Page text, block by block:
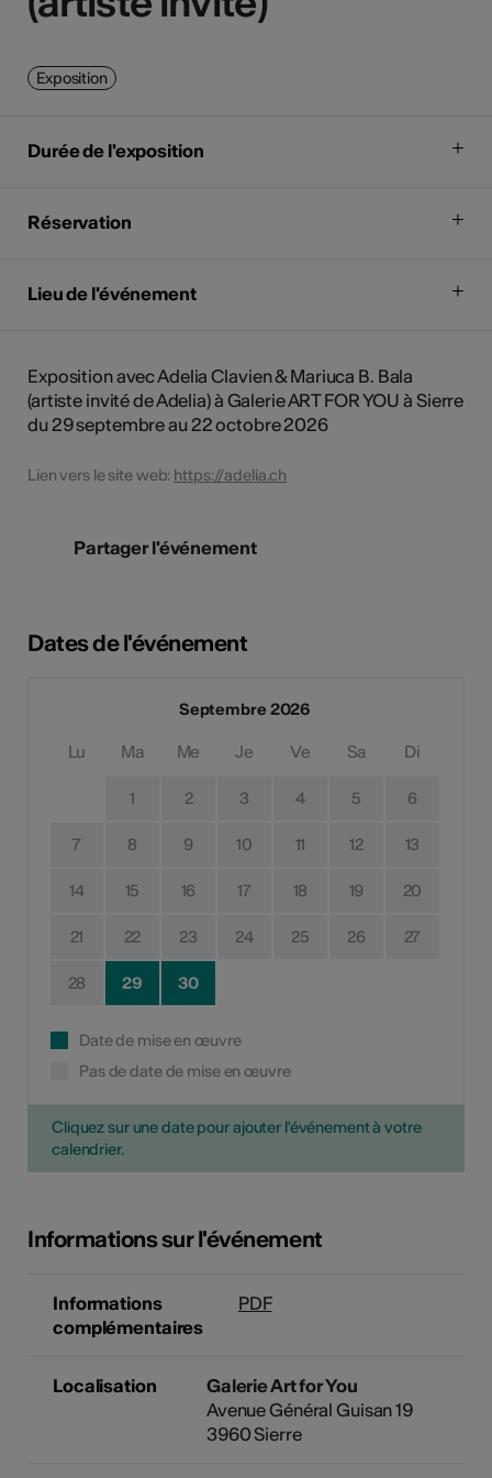
Exposition
Durée de l'exposition
Réservation
Lieu de l'événement
Exposition avec Adelia Clavien & Mariuca B. Bala
(artiste invité de Adelia) à Galerie ART FOR YOU à Sierre
du 29 septembre au 22 octobre 2026
Lien vers le site web: https://adelia.ch
Partager l'événement
Dates de l'événement
Septembre 2026
Lu Ma Me Je Ve Sa Di
1 2 3 4 5 6
7 8 9 10 11 12 13
14 15 16 17 18 19 20
21 22 23 24 25 26 27
28 29 30
Date de mise en œuvre
Pas de date de mise en œuvre
Cliquez sur une date pour ajouter l'événement à votre
calendrier.
Informations sur l'événement
Informations
complémentaires
PDF
Localisation
Galerie Art for You
Avenue Général Guisan 19
3960 Sierre